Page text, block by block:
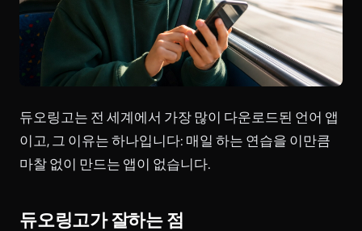
듀오링고는 전 세계에서 가장 많이 다운로드된 언어 앱
이고, 그 이유는 하나입니다: 매일 하는 연습을 이만큼
마찰 없이 만드는 앱이 없습니다.
듀오링고가 잘하는 점